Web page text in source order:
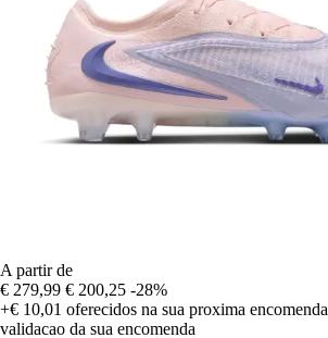
A partir de
€ 279,99 € 200,25 -28%
+€ 10,01 oferecidos na sua proxima encomenda
validacao da sua encomenda